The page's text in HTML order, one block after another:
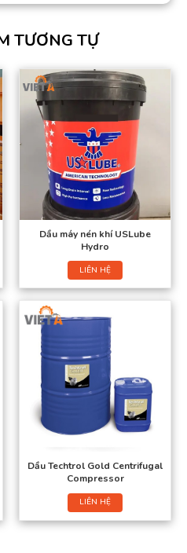
TƯƠNG TỰ
Dầu máy nén khí USLube
Hydro
LIÊN HỆ
Dầu Techtrol Gold Centrifugal
Compressor
LIÊN HỆ